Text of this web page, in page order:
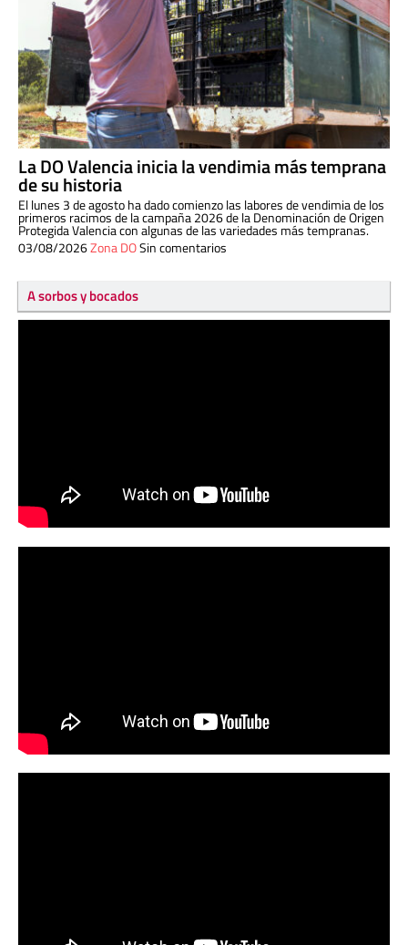
La DO Valencia inicia la vendimia más temprana
de su historia
El lunes 3 de agosto ha dado comienzo las labores de vendimia de los
primeros racimos de la campaña 2026 de la Denominación de Origen
Protegida Valencia con algunas de las variedades más tempranas.
03/08/2026Zona DOSin comentarios
A sorbos y bocados